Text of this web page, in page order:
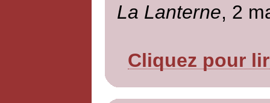
La Lanterne, 2
Cliquez pour